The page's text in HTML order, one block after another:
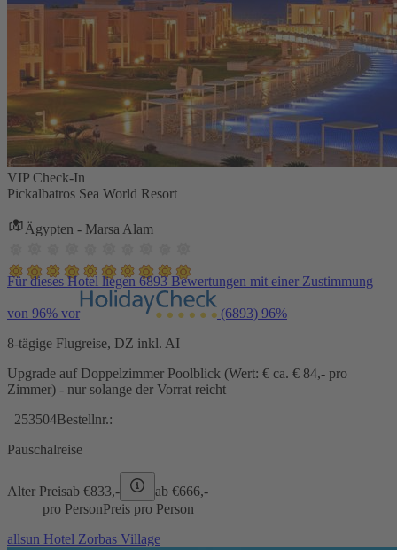
VIP Check-In
Pickalbatros Sea World Resort
Ägypten - Marsa Alam
Für dieses Hotel liegen 6893 Bewertungen mit einer Zustimmung
von 96% vor (6893) 96%
8-tägige Flugreise, DZ inkl. AI
Upgrade auf Doppelzimmer Poolblick (Wert: € ca. € 84,- pro
Zimmer) - nur solange der Vorrat reicht
253504Bestellnr.:
Pauschalreise
Alter Preisab €833,- ab €666,-
pro PersonPreis pro Person
allsun Hotel Zorbas Village